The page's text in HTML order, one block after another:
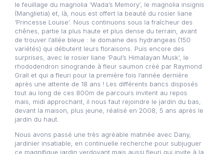
le feuillage du magnolia ‘Wada’s Memory’, le magnolia insignis
(Manglietia) et, là, nous est offert la beauté du rosier liane
‘Princesse Louise’. Nous continuons sous la fraîcheur des
chênes, partie la plus haute et plus dense du terrain, avant
de trouver l’allée bleue : le domaine des hydrangeas (150
variétés) qui débutent leurs floraisons. Puis encore des
surprises, avec le rosier liane ‘Paul’s Himalayan Musk’, le
rhododendron sinogrande à fleur saumon créé par Raymond
Grall et qui a fleuri pour la première fois l’année dernière
après une attente de 18 ans ! Les différents bancs disposés
tout au long de ces 800m de parcours invitent au repos
mais, midi approchant, il nous faut rejoindre le jardin du bas,
devant la maison, plus jeune, réalisé en 2008, 5 ans après le
jardin du haut.
Nous avons passé une très agréable matinée avec Dany,
jardinier insatiable, en continuelle recherche pour subjuguer
ce magnifique jardin verdoyant mais aussi fleuri qui invite à la